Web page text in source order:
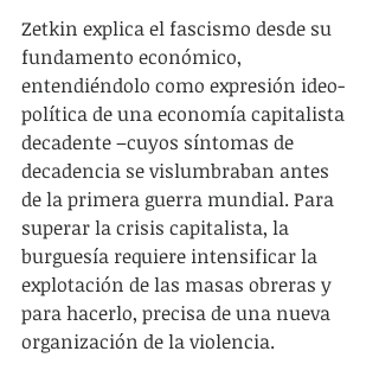
Zetkin explica el fascismo desde su
fundamento económico,
entendiéndolo como expresión ideo-
política de una economía capitalista
decadente –cuyos síntomas de
decadencia se vislumbraban antes
de la primera guerra mundial. Para
superar la crisis capitalista, la
burguesía requiere intensificar la
explotación de las masas obreras y
para hacerlo, precisa de una nueva
organización de la violencia.